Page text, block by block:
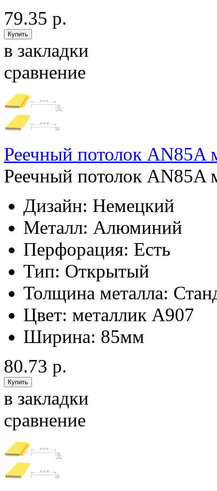
79.35 р.
в закладки
сравнение
Реечный потолок AN85A
Реечный потолок AN85A
Дизайн: Немецкий
Металл: Алюминий
Перфорация: Есть
Тип: Открытый
Толщина металла:
Цвет: металлик А907
Ширина: 85мм
80.73 р.
в закладки
сравнение